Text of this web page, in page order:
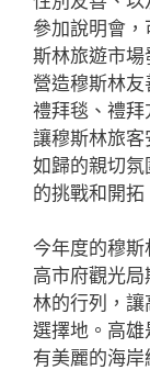
參加說明會
斯林旅遊市
營造穆斯林
禮拜毯、禮
讓穆斯林旅
如歸的親切
的挑戰和開拓
今年度的穆斯
高市府觀光
林的行列，
選擇地。高
有美麗的海岸